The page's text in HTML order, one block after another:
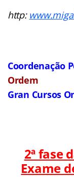
http:
Coordenação
Ordem
Gran Cursos
2ª fase
Exame